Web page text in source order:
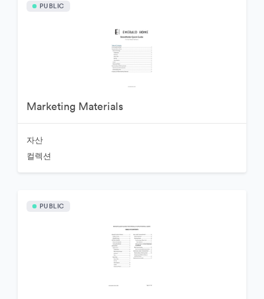
PUBLIC
Marketing Materials
자산
컬렉션
PUBLIC